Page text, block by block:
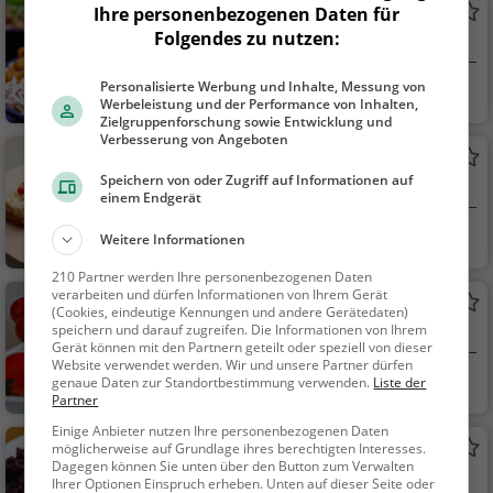
Ha Thanh
Asiatisches Restaurant in Nürnberg
Nürnberg
Restaurant, Asiati
sch, Abendessen, Mit
Confiserie in Nürnberg
Nürnberg
hen, Snacks / Geträn
ke
Pizzeria Rimini
Italienisches Restaurant in Nürnberg
Nürnberg
Restaurant, Italie
ch, Mittagessen, Abe
ndessen, Vegetarisc
h, Mediterran
Altes Spital
Deutsches Restaurant in Stein
Ihre personenbezogenen Daten für
Folgendes zu nutzen:
Personalisierte Werbung und Inhalte, Messung von
Werbeleistung und der Performance von Inhalten,
Zielgruppenforschung sowie Entwicklung und
Verbesserung von Angeboten
Speichern von oder Zugriff auf Informationen auf
einem Endgerät
Weitere Informationen
210 Partner werden Ihre personenbezogenen Daten
verarbeiten und dürfen Informationen von Ihrem Gerät
(Cookies, eindeutige Kennungen und andere Gerätedaten)
speichern und darauf zugreifen. Die Informationen von Ihrem
Gerät können mit den Partnern geteilt oder speziell von dieser
Website verwendet werden. Wir und unsere Partner dürfen
genaue Daten zur Standortbestimmung verwenden. Liste der
Partner
Einige Anbieter nutzen Ihre personenbezogenen Daten
möglicherweise auf Grundlage ihres berechtigten Interesses.
Dagegen können Sie unten über den Button zum Verwalten
Ihrer Optionen Einspruch erheben. Unten auf dieser Seite oder